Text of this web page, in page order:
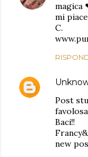
magica
mi
C.
Post
Baci!!
new